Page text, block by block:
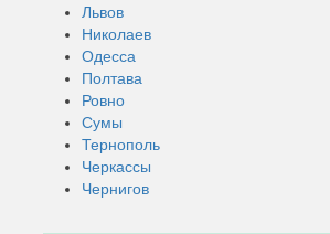
Львов
Николаев
Одесса
Полтава
Ровно
Сумы
Тернополь
Черкассы
Чернигов